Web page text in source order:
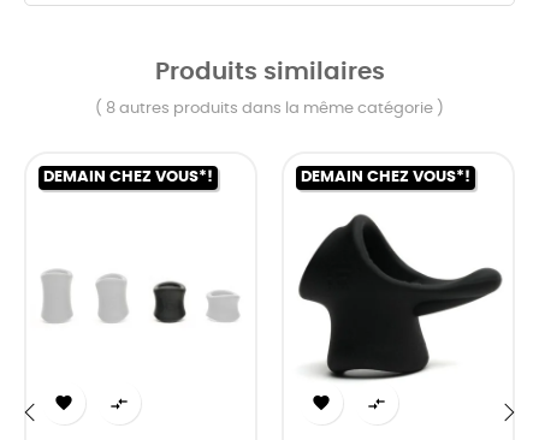
Produits similaires
( 8 autres produits dans la même catégorie )
DEMAIN CHEZ VOUS*!
 
DEMAIN CHEZ VOUS*!
 